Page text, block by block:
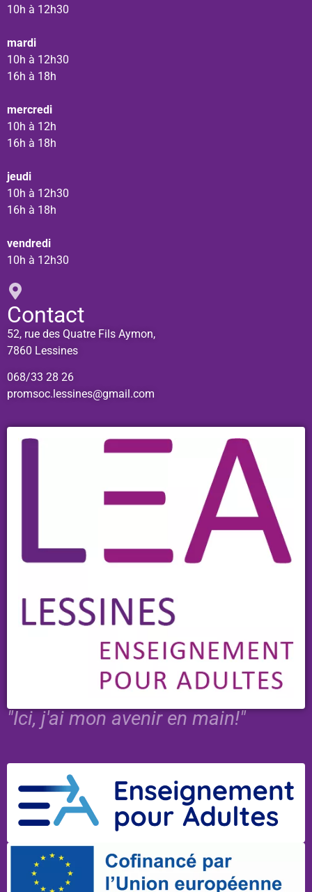
10h à 12h30
mardi
10h à 12h30
16h à 18h
mercredi
10h à 12h
16h à 18h
jeudi
10h à 12h30
16h à 18h
vendredi
10h à 12h30
Contact
52, rue des Quatre Fils Aymon,
7860 Lessines
068/33 28 26
promsoc.lessines@gmail.com
"Ici, j'ai mon avenir en main!"